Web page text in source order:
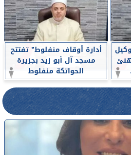
أدارة أوقاف منفلوط” تفتتح
مسجد آل أبو زيد بجزيرة
الحواتكة منفلوط